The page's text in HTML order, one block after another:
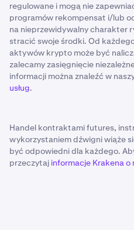
regulowane i mogą nie
programów rekompensat i/lub
na nieprzewidywalny charakter
stracić swoje środki. Od
aktywów krypto może być
zalecamy zasięgnięcie
informacji można znaleźć w
usług.
Handel kontraktami futures,
wykorzystaniem dźwigni wiąże
być odpowiedni dla każdego.
przeczytaj informacje Krakena o